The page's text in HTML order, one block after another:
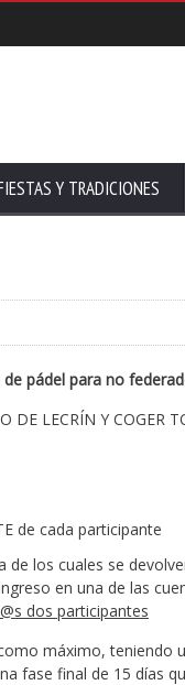
Y TRADICIONES
pádel para no
DE LECRÍN Y
de cada participante
de los cuales se
en una de las
dos participantes
máximo, teniendo
fase final de 15 días